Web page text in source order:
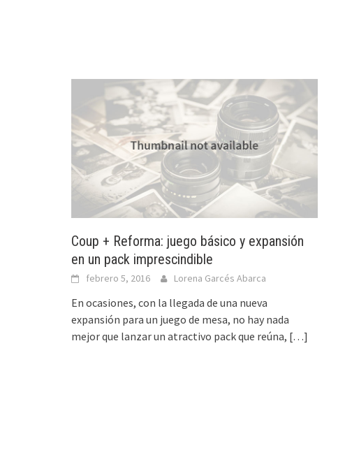
Coup + Reforma: juego básico y expansión
en un pack imprescindible
febrero 5, 2016 Lorena Garcés Abarca
En ocasiones, con la llegada de una nueva
expansión para un juego de mesa, no hay nada
mejor que lanzar un atractivo pack que reúna, […]